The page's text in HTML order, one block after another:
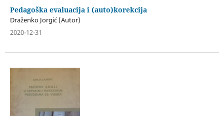
Pedagoška evaluacija i (auto)korekcija
Draženko Jorgić (Autor)
2020-12-31